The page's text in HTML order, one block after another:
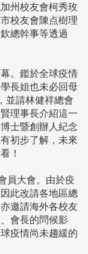
州校友會柯秀玫
校友會陳点樹理
總幹事等透過
。鑑於全球疫情
長姐也未必回母
並請林健祥總會
理事長介紹這一
士暨創辦人紀念
初步了解，未來
！
員大會。由於疫
此改請各地區總
邀請海外各校友
會長的問候影
疫情尚未趨緩的